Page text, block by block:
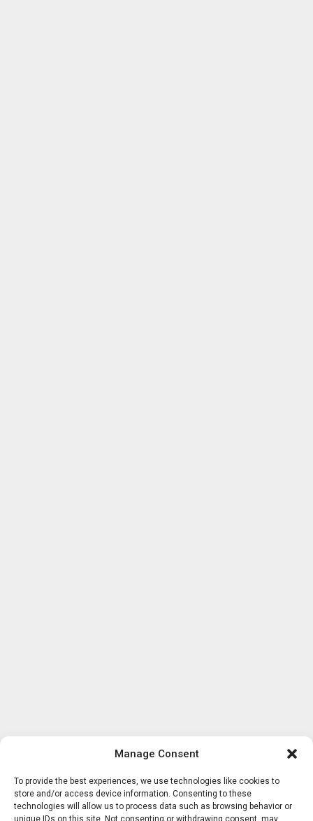
Manage Consent
To provide the best experiences, we use technologies like cookies to
store and/or access device information. Consenting to these
technologies will allow us to process data such as browsing behavior or
unique IDs on this site. Not consenting or withdrawing consent, may